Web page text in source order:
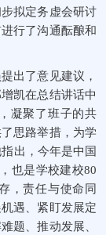
拟定务虚会研讨
行了沟通酝酿和
出了意见建议，
凯在总结讲话中
凝聚了班子的共
思路举措，为学
出，今年是中国
也是学校建校80
，责任与使命同
遇、紧盯发展定
题、推动发展、